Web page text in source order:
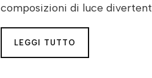
composizioni di luce
LEGGI TUTTO